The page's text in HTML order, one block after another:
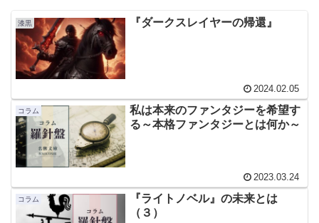
漆黒 『ダークスレイヤーの帰還』
2024.02.05
コラム
私は本来のファンタジーを希望す
る～本格ファンタジーとは何か～
2023.03.24
コラム
『ライトノベル』の未来とは
（３）